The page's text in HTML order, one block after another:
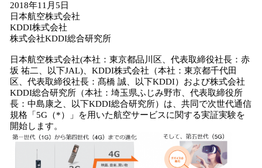
！
数
を
読
み
込
み
中
で
す
2018年11月5日
日本航空株式会社
KDDI株式会社
株式会社KDDI総合研究所
日本航空株式会社(本社：東京都品川区、代表取締役社長：赤
坂 祐二、以下JAL)、KDDI株式会社（本社：東京都千代田
区、代表取締役社長：髙橋 誠、以下KDDI）および株式会社
KDDI総合研究所（本社：埼玉県ふじみ野市、代表取締役所
長：中島康之、以下KDDI総合研究所）は、共同で次世代通信
規格「5G（*）」を用いた航空サービスに関する実証実験を
開始します。